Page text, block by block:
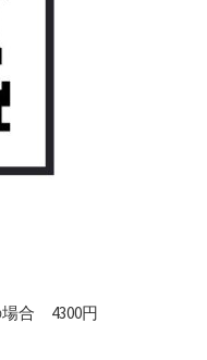
場合 4300円